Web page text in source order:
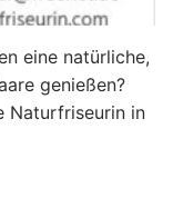
eine natürliche,
genießen?
Naturfriseurin in